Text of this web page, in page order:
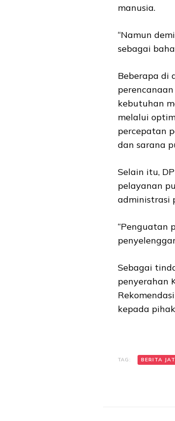
manusia.
“Namun
sebagai
Beberapa di
kebutuhan
melalui
percepatan
dan sarana
Selain itu,
pelayanan
administrasi
“Penguatan
Sebagai
penyerahan
kepada
TAG: BERITA